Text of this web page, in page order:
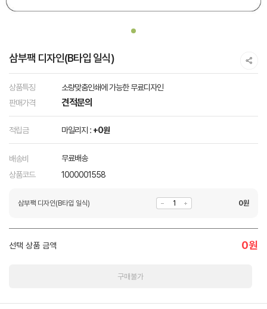
삼부팩 디자인(B타입 일식)
상품특징
소량맞춤인쇄에 가능한 무료디자인
판매가격
견적문의
적립금 마일리지 : +0원
배송비
무료배송
상품코드
1000001558
삼부팩 디자인(B타입 일식) 0원
선택 상품 금액 0원
구매불가